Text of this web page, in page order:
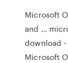
Microsoft
and …
download -
Microsoft